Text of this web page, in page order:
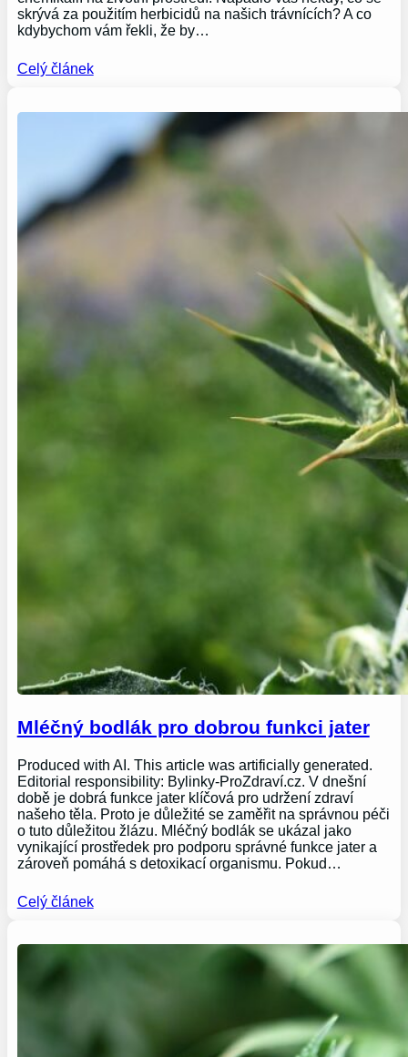
skrývá za použitím herbicidů na našich trávnících? A co
kdybychom vám řekli, že by…
Celý článek
Mléčný bodlák pro dobrou funkci jater
Produced with AI. This article was artificially generated.
Editorial responsibility: Bylinky-ProZdraví.cz. V dnešní
době je dobrá funkce jater klíčová pro udržení zdraví
našeho těla. Proto je důležité se zaměřit na správnou péči
o tuto důležitou žlázu. Mléčný bodlák se ukázal jako
vynikající prostředek pro podporu správné funkce jater a
zároveň pomáhá s detoxikací organismu. Pokud…
Celý článek